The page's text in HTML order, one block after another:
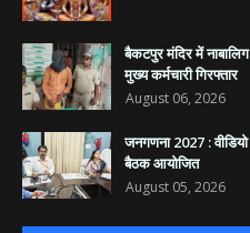
बैकटपुर मंदिर में
मुख्य कर्मचारी गिरफ्तार
August 06, 2026
जनगणना 2027 :
बैठक आयोजित
August 05, 2026